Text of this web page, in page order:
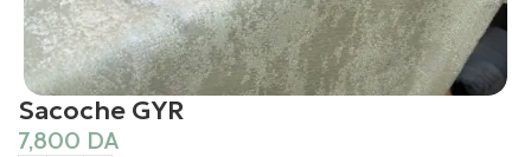
Sacoche GYR
7,800 DA